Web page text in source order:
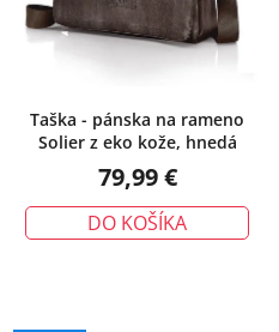
Taška - pánska na rameno
Solier z eko kože, hnedá
79,99 €
DO KOŠÍKA